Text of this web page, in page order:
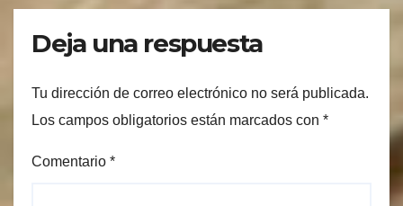
Deja una respuesta
Tu dirección de correo electrónico no será publicada.
Los campos obligatorios están marcados con *
Comentario *